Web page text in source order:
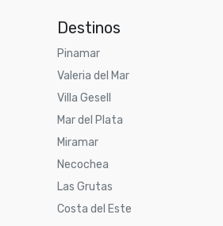
Destinos
Pinamar
Valeria del Mar
Villa Gesell
Mar del Plata
Miramar
Necochea
Las Grutas
Costa del Este